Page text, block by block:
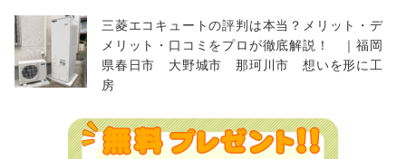
三菱エコキュートの評判は本当？メリット・デ
メリット・口コミをプロが徹底解説！ ｜福岡
県春日市 大野城市 那珂川市 想いを形に工
房